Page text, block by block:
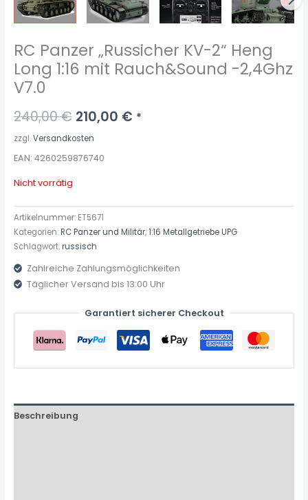
RC Panzer „Russicher KV-2“ Heng
Long 1:16 mit Rauch&Sound -2,4Ghz
V7.0
240,00€ 210,00 € *
zzgl.Versandkosten
EAN: 4260259876740
Nicht vorrätig
Artikelnummer: ET5671
Kategorien:RC Panzer und Militär,1:16 Metallgetriebe UPG
Schlagwort:russisch
Zahlreiche Zahlungsmöglichkeiten
Täglicher Versand bis 13:00 Uhr
Garantiert sicherer Checkout
Beschreibung